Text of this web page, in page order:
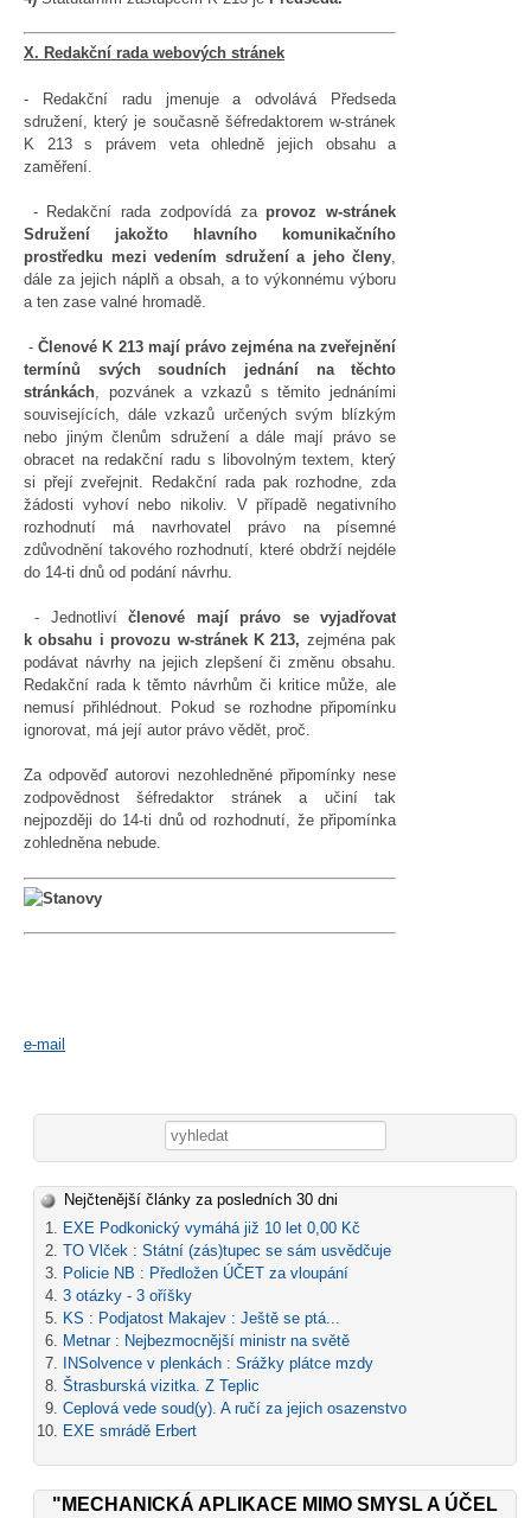
X. Redakční rada webových stránek
- Redakční radu jmenuje a odvolává Předseda
sdružení, který je současně šéfredaktorem w-stránek
K 213 s právem veta ohledně jejich obsahu a
zaměření.
- Redakční rada zodpovídá zaprovoz w-stránek
Sdružení jakožto hlavního komunikačního
prostředku mezi vedením sdružení a jeho členy
dále za jejich náplň a obsah, a to výkonnému výboru
a ten zase valné hromadě.
-Členové K 213 mají právo zejména na zveřejnění
termínů svých soudních jednání na těchto
stránkách , pozvánek a vzkazů s těmito jednáními
souvisejících, dále vzkazů určených svým blízkým
nebo jiným členům sdružení a dále mají právo se
obracet na redakční radu s libovolným textem, který
si přejí zveřejnit. Redakční rada pak rozhodne, zda
žádosti vyhoví nebo nikoliv. V případě negativního
rozhodnutí má navrhovatel právo na písemné
zdůvodnění takového rozhodnutí, které obdrží nejdéle
do 14-ti dnů od podání návrhu.
- Jednotlivíčlenové mají právo se vyjadřovat
k obsahu i provozu w-stránek K 213, zejména pak
podávat návrhy na jejich zlepšení či změnu obsahu.
Redakční rada k těmto návrhům či kritice může, ale
nemusí přihlédnout. Pokud se rozhodne připomínku
ignorovat, má její autor právo vědět, proč.
Za odpověď autorovi nezohledněné připomínky nese
zodpovědnost šéfredaktor stránek a učiní tak
nejpozději do 14-ti dnů od rozhodnutí, že připomínka
zohledněna nebude.
e-mail
Vyhledávání
Nejčtenější články za posledních 30 dni
EXE Podkonický vymáhá již 10 let 0,00 Kč
TO Vlček : Státní (zás)tupec se sám usvědčuje
Policie NB : Předložen ÚČET za vloupání
3 otázky - 3 oříšky
KS : Podjatost Makajev : Ještě se ptá...
Metnar : Nejbezmocnější ministr na světě
INSolvence v plenkách : Srážky plátce mzdy
Štrasburská vizitka. Z Teplic
Ceplová vede soud(y). A ručí za jejich osazenstvo
EXE smrádě Erbert
"MECHANICKÁ APLIKACE MIMO SMYSL A ÚČEL